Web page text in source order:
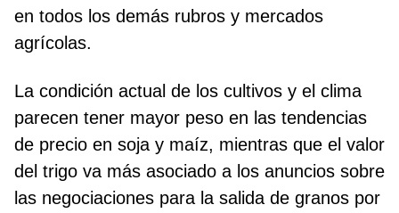
en todos los demás rubros y mercados
agrícolas.
La condición actual de los cultivos y el clima
parecen tener mayor peso en las tendencias
de precio en soja y maíz, mientras que el valor
del trigo va más asociado a los anuncios sobre
las negociaciones para la salida de granos por